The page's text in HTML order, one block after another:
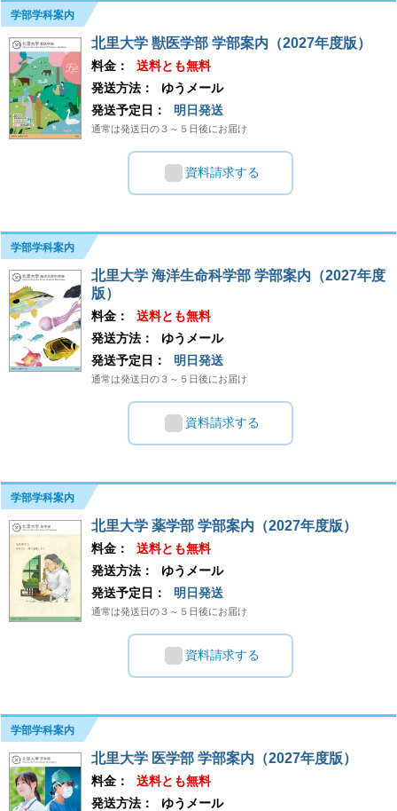
学部学科案内
北里大学 獣医学部 学部案内（2027年度版）
料金：
送料とも無料
発送方法：
ゆうメール
発送予定日：
明日発送
通常は発送日の３～５日後にお届け
資料請求する
学部学科案内
北里大学 海洋生命科学部 学部案内（2027年度
版）
料金：
送料とも無料
発送方法：
ゆうメール
発送予定日：
明日発送
通常は発送日の３～５日後にお届け
資料請求する
学部学科案内
北里大学 薬学部 学部案内（2027年度版）
料金：
送料とも無料
発送方法：
ゆうメール
発送予定日：
明日発送
通常は発送日の３～５日後にお届け
資料請求する
学部学科案内
北里大学 医学部 学部案内（2027年度版）
料金：
送料とも無料
発送方法：
ゆうメール